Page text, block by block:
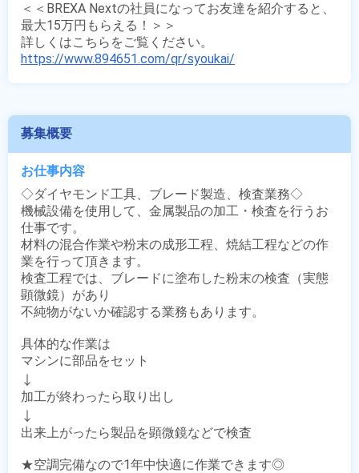
＜＜BREXA Nextの社員になってお友達を紹介すると、
最大15万円もらえる！＞＞
https://www.894651.com/qr/syoukai/
募集概要
お仕事内容
◇ダイヤモンド工具、ブレード製造、検査業務◇
機械設備を使用して、金属製品の加工・検査を行うお
仕事です。
材料の混合作業や粉末の成形工程、焼結工程などの作
業を行って頂きます。
検査工程では、ブレードに塗布した粉末の検査（実態
顕微鏡）があり
不純物がないか確認する業務もあります。
具体的な作業は
マシンに部品をセット
↓
加工が終わったら取り出し
↓
出来上がったら製品を顕微鏡などで検査
★空調完備なので1年中快適に作業できます◎